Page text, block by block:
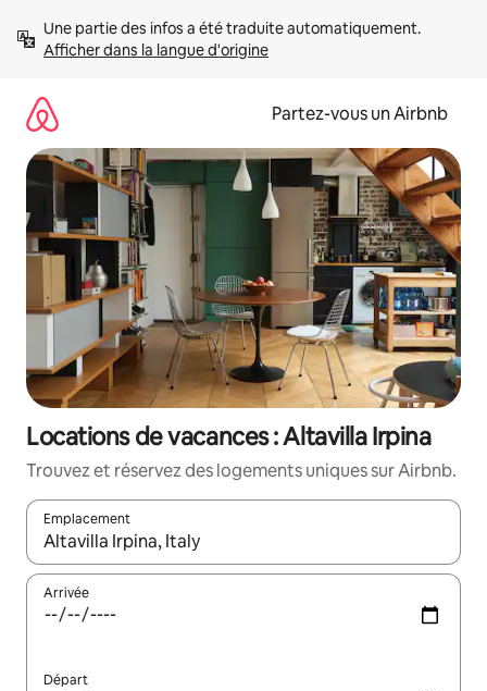
directement
Afficher dans la langue d'origine
Partez-vous un Airbnb
Locations de vacances : Altavilla Irpina
Trouvez et réservez des logements uniques sur Airbnb.
Emplacement
Quand les résultats sont affichés, parcourez-les en utilisant
Arrivée
Départ